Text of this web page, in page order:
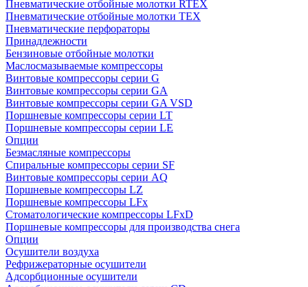
Пневматические отбойные молотки RTEX
Пневматические отбойные молотки TEX
Пневматические перфораторы
Принадлежности
Бензиновые отбойные молотки
Маслосмазываемые компрессоры
Винтовые компрессоры серии G
Винтовые компрессоры cерии GA
Винтовые компрессоры cерии GA VSD
Поршневые компрессоры серии LT
Поршневые компрессоры серии LE
Опции
Безмасляные компрессоры
Спиральные компрессоры серии SF
Винтовые компрессоры серии AQ
Поршневые компрессоры LZ
Поршневые компрессоры LFx
Стоматологические компрессоры LFxD
Поршневые компрессоры для производства снега
Опции
Осушители воздуха
Рефрижераторные осушители
Адсорбционные осушители